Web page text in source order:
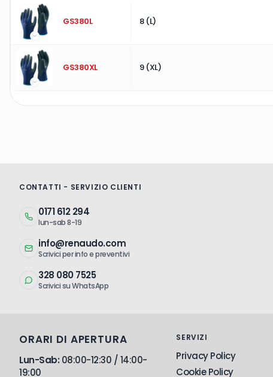
GS380L 8 (L)
GS380XL 9 (XL)
CONTATTI - SERVIZIO CLIENTI
0171 612 294
lun-sab 8-19
info@renaudo.com
Scrivici per info e preventivi
328 080 7525
Scrivici su WhatsApp
ORARI DI APERTURA
Lun-Sab: 08:00-12:30 / 14:00-
19:00
SERVIZI
Privacy Policy
Cookie Policy